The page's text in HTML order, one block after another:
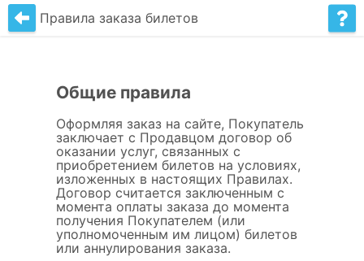
Правила заказа билетов
Общие правила
Оформляя заказ на сайте, Покупатель
заключает c Продавцом договор об
оказании услуг, связанных с
приобретением билетов на условиях,
изложенных в настоящих Правилах.
Договор считается заключенным с
момента оплаты заказа до момента
получения Покупателем (или
уполномоченным им лицом) билетов
или аннулирования заказа.